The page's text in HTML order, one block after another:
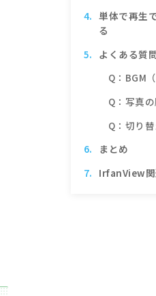
単体で再生
る
よくある質
Q：BGM
Q：写真
Q：切り
まとめ
IrfanView関